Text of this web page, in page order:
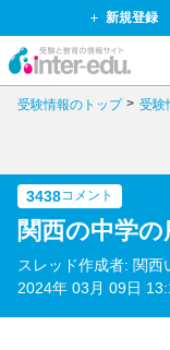
新規登録
受験情報のトップ 受験
3438コメント
関西の中学
スレッド作成者: 関西
2024年 03月 09日